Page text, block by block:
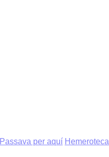
Passava per aquí Hemeroteca